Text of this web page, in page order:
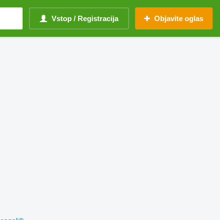
Vstop / Registracija Objavite oglas